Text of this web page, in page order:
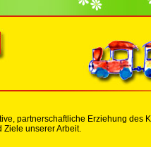
partnerschaftliche Erziehung des
Ziele unserer Arbeit.